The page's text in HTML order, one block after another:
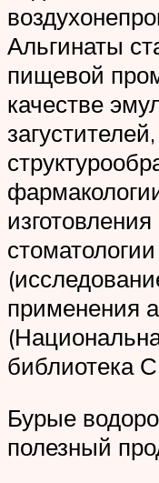
Альгинаты
пищевой
качестве
загустителей,
применения
библиотека
Бурые
полезный